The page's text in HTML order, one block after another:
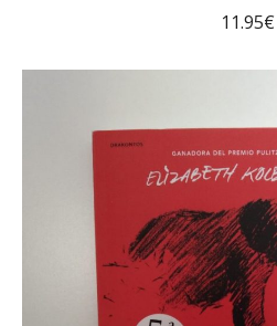
11.95€